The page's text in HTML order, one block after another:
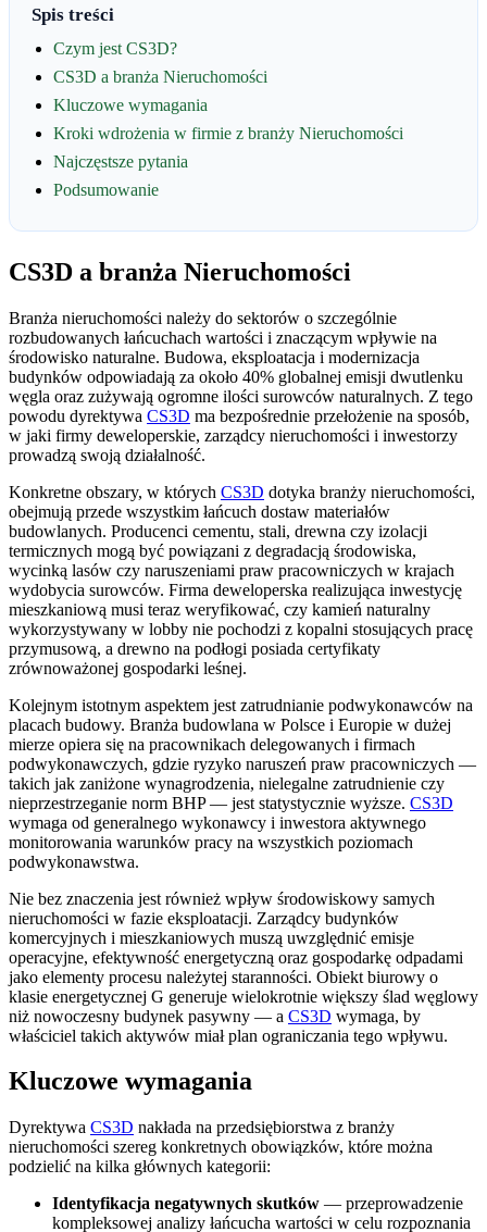
Spis treści
Czym jest CS3D?
CS3D a branża Nieruchomości
Kluczowe wymagania
Kroki wdrożenia w firmie z branży Nieruchomości
Najczęstsze pytania
Podsumowanie
CS3D a branża Nieruchomości
Branża nieruchomości należy do sektorów o szczególnie
rozbudowanych łańcuchach wartości i znaczącym wpływie na
środowisko naturalne. Budowa, eksploatacja i modernizacja
budynków odpowiadają za około 40% globalnej emisji dwutlenku
węgla oraz zużywają ogromne ilości surowców naturalnych. Z tego
powodu dyrektywa CS3D ma bezpośrednie przełożenie na sposób,
w jaki firmy deweloperskie, zarządcy nieruchomości i inwestorzy
prowadzą swoją działalność.
Konkretne obszary, w których CS3D dotyka branży nieruchomości,
obejmują przede wszystkim łańcuch dostaw materiałów
budowlanych. Producenci cementu, stali, drewna czy izolacji
termicznych mogą być powiązani z degradacją środowiska,
wycinką lasów czy naruszeniami praw pracowniczych w krajach
wydobycia surowców. Firma deweloperska realizująca inwestycję
mieszkaniową musi teraz weryfikować, czy kamień naturalny
wykorzystywany w lobby nie pochodzi z kopalni stosujących pracę
przymusową, a drewno na podłogi posiada certyfikaty
zrównoważonej gospodarki leśnej.
Kolejnym istotnym aspektem jest zatrudnianie podwykonawców na
placach budowy. Branża budowlana w Polsce i Europie w dużej
mierze opiera się na pracownikach delegowanych i firmach
podwykonawczych, gdzie ryzyko naruszeń praw pracowniczych —
takich jak zaniżone wynagrodzenia, nielegalne zatrudnienie czy
nieprzestrzeganie norm BHP — jest statystycznie wyższe. CS3D
wymaga od generalnego wykonawcy i inwestora aktywnego
monitorowania warunków pracy na wszystkich poziomach
podwykonawstwa.
Nie bez znaczenia jest również wpływ środowiskowy samych
nieruchomości w fazie eksploatacji. Zarządcy budynków
komercyjnych i mieszkaniowych muszą uwzględnić emisje
operacyjne, efektywność energetyczną oraz gospodarkę odpadami
jako elementy procesu należytej staranności. Obiekt biurowy o
klasie energetycznej G generuje wielokrotnie większy ślad węglowy
niż nowoczesny budynek pasywny — a CS3D wymaga, by
właściciel takich aktywów miał plan ograniczania tego wpływu.
Kluczowe wymagania
Dyrektywa CS3D nakłada na przedsiębiorstwa z branży
nieruchomości szereg konkretnych obowiązków, które można
podzielić na kilka głównych kategorii:
Identyfikacja negatywnych skutków — przeprowadzenie
kompleksowej analizy łańcucha wartości w celu rozpoznania